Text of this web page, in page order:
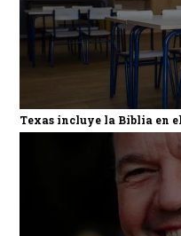
Texas incluye la Biblia en